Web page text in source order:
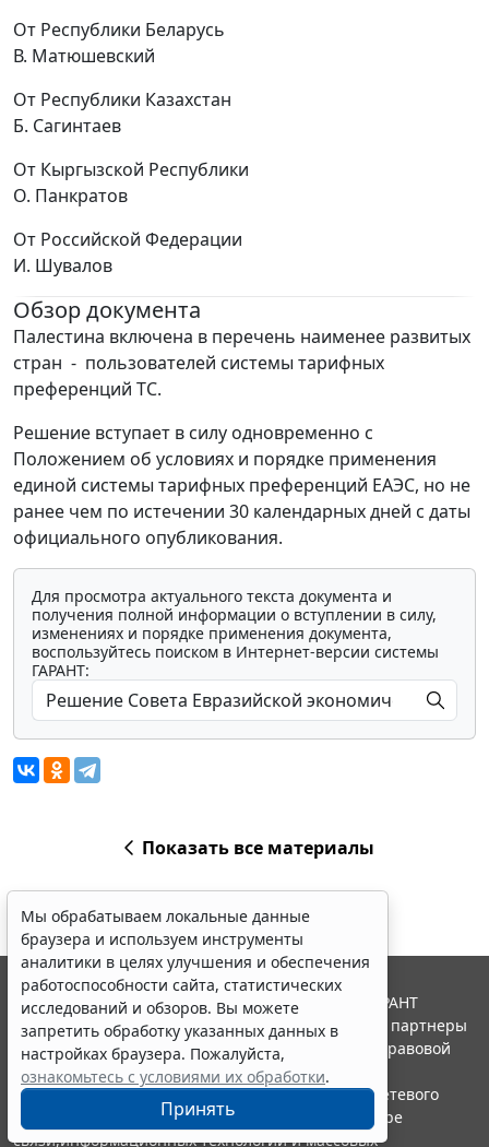
От Республики Беларусь
В. Матюшевский
От Республики Казахстан
Б. Сагинтаев
От Кыргызской Республики
О. Панкратов
От Российской Федерации
И. Шувалов
Обзор документа
Палестина включена в перечень наименее развитых
стран - пользователей системы тарифных
преференций ТС.
Решение вступает в силу одновременно с
Положением об условиях и порядке применения
единой системы тарифных преференций ЕАЭС, но не
ранее чем по истечении 30 календарных дней с даты
официального опубликования.
Для просмотра актуального текста документа и
получения полной информации о вступлении в силу,
изменениях и порядке применения документа,
воспользуйтесь поиском в Интернет-версии системы
ГАРАНТ:
Показать все материалы
Мы обрабатываем локальные данные
браузера и используем инструменты
аналитики в целях улучшения и обеспечения
работоспособности сайта, статистических
исследований и обзоров. Вы можете
запретить обработку указанных данных в
настройках браузера. Пожалуйста,
ознакомьтесь с условиями их обработки.
Принять
© ООО "НПП "ГАРАНТ-СЕРВИС", 2026. Система ГАРАНТ
выпускается с 1990 года. Компания "Гарант" и ее партнеры
являются участниками Российской ассоциации правовой
информации ГАРАНТ.
Портал ГАРАНТ.РУ зарегистрирован в качестве сетевого
издания Федеральной службой по надзору в сфере
связи,информационных технологий и массовых